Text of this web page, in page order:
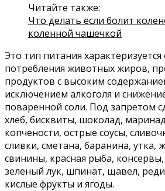
Читайте также:
Что делать если болит
коленной чашечкой
Это тип питания
потребления животных жиров,
продуктов с высоким
исключением алкоголя и
поваренной соли. Под запретом
хлеб, бисквиты, шоколад,
копчености, острые соусы,
сливки, сметана, баранина, утка,
свинины, красная рыба,
зеленый лук, шпинат, щавел,
кислые фрукты и ягоды.